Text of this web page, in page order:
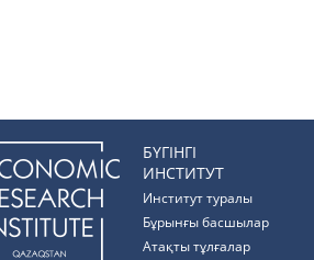
БҮГІНГІ
ИНСТИТУТ
Институт туралы
Бұрынғы басшылар
Атақты тұлғалар